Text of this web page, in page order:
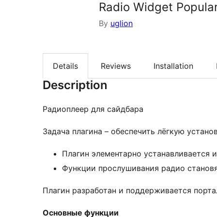
Radio Widget
By uglion
Details Reviews Installation
Description
Радиоплеер для сайдбара
Задача плагина – обеспечить лёгкую
Плагин элементарно
Функции прослушивания радио
Плагин разработан и поддерживается
Основные функции